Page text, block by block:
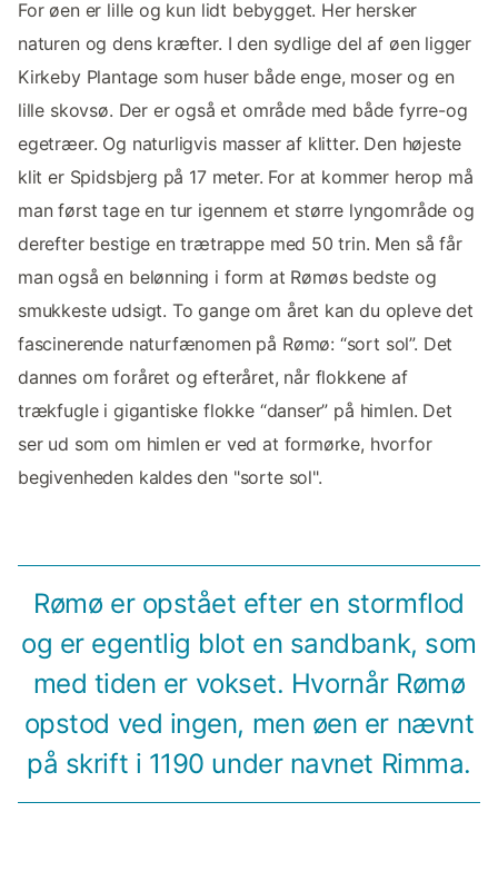
For øen er lille og kun lidt bebygget. Her hersker
naturen og dens kræfter. I den sydlige del af øen ligger
Kirkeby Plantage som huser både enge, moser og en
lille skovsø. Der er også et område med både fyrre-og
egetræer. Og naturligvis masser af klitter. Den højeste
klit er Spidsbjerg på 17 meter. For at kommer herop må
man først tage en tur igennem et større lyngområde og
derefter bestige en trætrappe med 50 trin. Men så får
man også en belønning i form at Rømøs bedste og
smukkeste udsigt. To gange om året kan du opleve det
fascinerende naturfænomen på Rømø: “sort sol”. Det
dannes om foråret og efteråret, når flokkene af
trækfugle i gigantiske flokke “danser” på himlen. Det
ser ud som om himlen er ved at formørke, hvorfor
begivenheden kaldes den "sorte sol".
Rømø er opstået efter en stormflod
og er egentlig blot en sandbank, som
med tiden er vokset. Hvornår Rømø
opstod ved ingen, men øen er nævnt
på skrift i 1190 under navnet Rimma.